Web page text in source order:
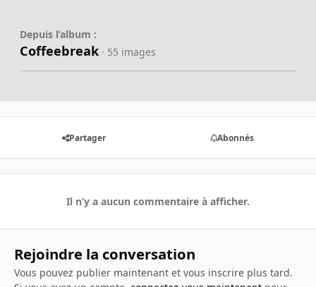
Depuis l’album :
Coffeebreak · 55 images
Partager Abonnés
Il n’y a aucun commentaire à afficher.
Rejoindre la conversation
Vous pouvez publier maintenant et vous inscrire plus tard.